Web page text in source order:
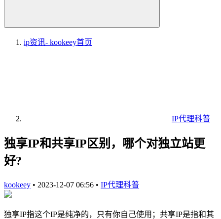
ip资讯- kookeey首页
IP代理科普
独享IP和共享IP区别，哪个对独立站更
好?
kookeey • 2023-12-07 06:56 • IP代理科普
独享IP指这个IP是纯净的，只有你自己使用；共享IP是指和其